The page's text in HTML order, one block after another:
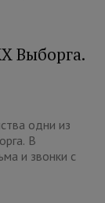
Выборга.
одни из
В
и звонки с